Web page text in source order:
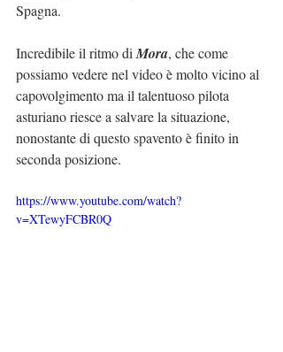
Spagna.
Incredibile il ritmo di Mora, che come
possiamo vedere nel video è molto vicino al
capovolgimento ma il talentuoso pilota
asturiano riesce a salvare la situazione,
nonostante di questo spavento è finito in
seconda posizione.
https://www.youtube.com/watch?
v=XTewyFCBR0Q